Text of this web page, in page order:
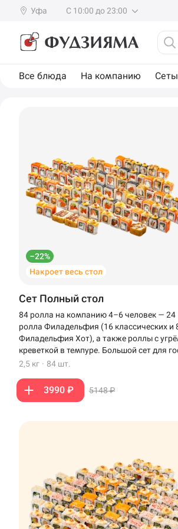
Уфа С 10:00 до 23:00
Все блюда На компанию Сеты
–22%
Накроет весь стол
Сет Полный стол
84 ролла на компанию 4–6 человек — 24
ролла Филадельфия (16 классических и
Филадельфия Хот), а также роллы с
креветкой в темпуре. Большой сет для
чтобы накрыть полный стол.
2,5 кг · 84 шт.
3990 ₽ 5148 ₽